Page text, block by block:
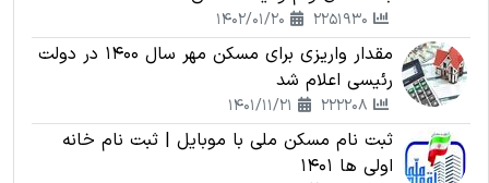
مقدار واریزی برای مسکن مهر سال 1400 در دولت
رئیسی اعلام شد
ثبت نام مسکن ملی با موبایل | ثبت نام خانه
اولی ها 1401